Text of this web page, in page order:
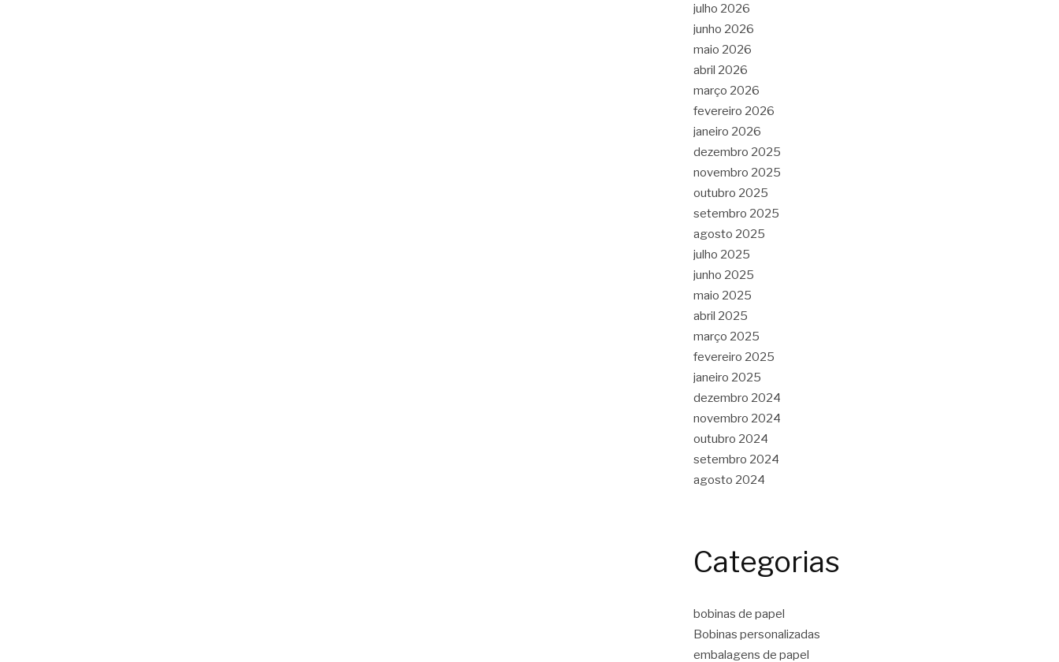
julho 2026
junho 2026
maio 2026
abril 2026
março 2026
fevereiro 2026
janeiro 2026
dezembro 2025
novembro 2025
outubro 2025
setembro 2025
agosto 2025
julho 2025
junho 2025
maio 2025
abril 2025
março 2025
fevereiro 2025
janeiro 2025
dezembro 2024
novembro 2024
outubro 2024
setembro 2024
agosto 2024
Categorias
bobinas de papel
Bobinas personalizadas
embalagens de papel